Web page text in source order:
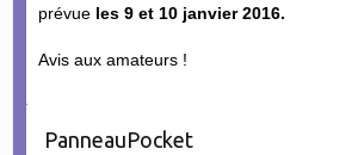
prévueles 9 et 10 janvier 2016.
Avis aux amateurs !
PanneauPocket